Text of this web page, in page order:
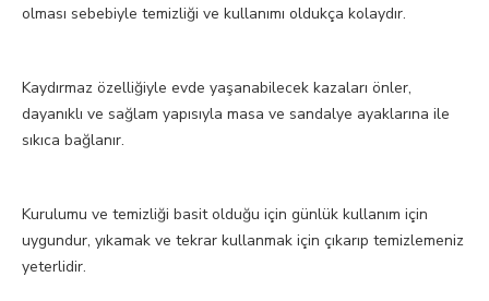
olması sebebiyle temizliği ve kullanımı oldukça kolaydır.
Kaydırmaz özelliğiyle evde yaşanabilecek kazaları önler,
dayanıklı ve sağlam yapısıyla masa ve sandalye ayaklarına ile
sıkıca bağlanır.
Kurulumu ve temizliği basit olduğu için günlük kullanım için
uygundur, yıkamak ve tekrar kullanmak için çıkarıp temizlemeniz
yeterlidir.